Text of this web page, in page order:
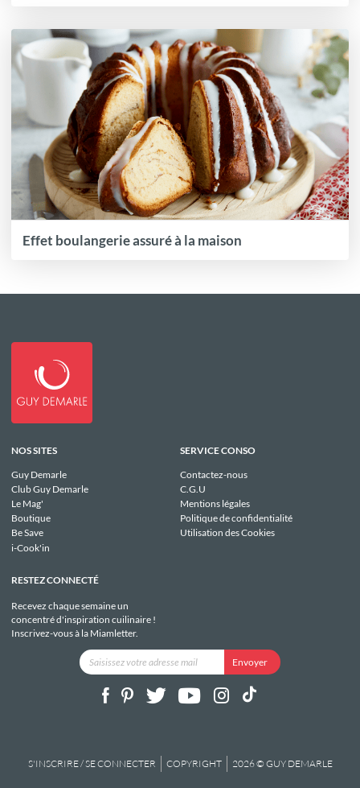
Effet boulangerie assuré à la maison
NOS SITES
Guy Demarle
Club Guy Demarle
Le Mag'
Boutique
Be Save
i-Cook'in
SERVICE CONSO
Contactez-nous
C.G.U
Mentions légales
Politique de confidentialité
Utilisation des Cookies
RESTEZ CONNECTÉ
Recevez chaque semaine un
concentré d'inspiration cuilinaire !
Inscrivez-vous à la Miamletter.
S'INSCRIRE / SE CONNECTER COPYRIGHT 2026 © GUY DEMARLE